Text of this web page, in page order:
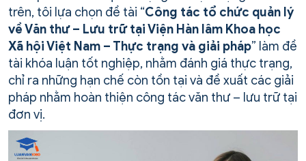
trên, tôi lựa chọn đề tài “Công tác tổ chức quản lý
về Văn thư – Lưu trữ tại Viện Hàn lâm Khoa học
Xã hội Việt Nam – Thực trạng và giải pháp” làm đề
tài khóa luận tốt nghiệp, nhằm đánh giá thực trạng,
chỉ ra những hạn chế còn tồn tại và đề xuất các giải
pháp nhằm hoàn thiện công tác văn thư – lưu trữ tại
đơn vị.